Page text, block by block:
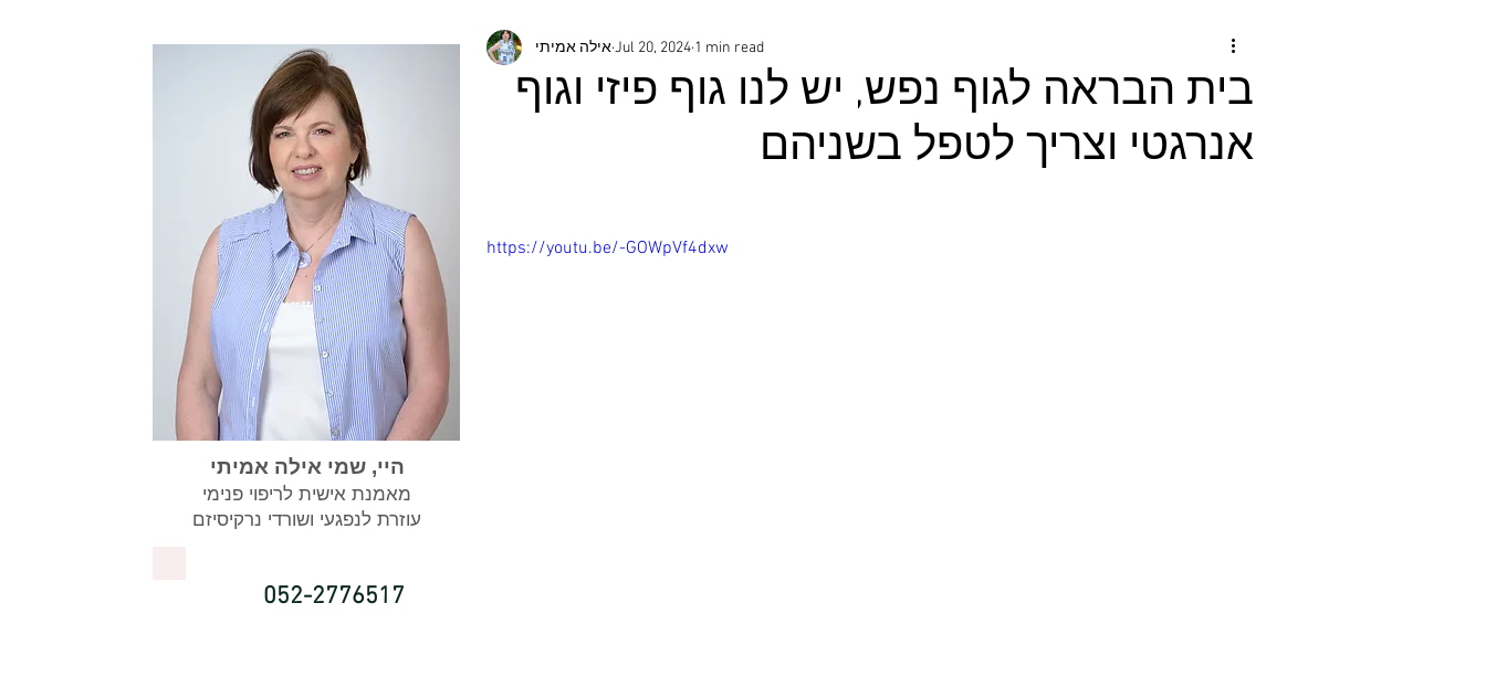
בית הבראה לגוף נפש, יש לנו גוף פיזי וגוף
אנרגטי וצריך לטפל בשניהם
אילה אמיתיJul 20, 2024 1 min read
https://youtu.be/-GOWpVf4dxw
היי, שמי אילה אמיתי
מאמנת אישית לריפוי פנימי
עוזרת לנפגעי ושורדי נרקיסיזם
052-2776517